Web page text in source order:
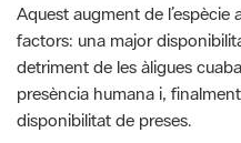
Aquest augment de l’espècie
factors: una major
detriment de les àligues
presència humana i,
disponibilitat de preses.